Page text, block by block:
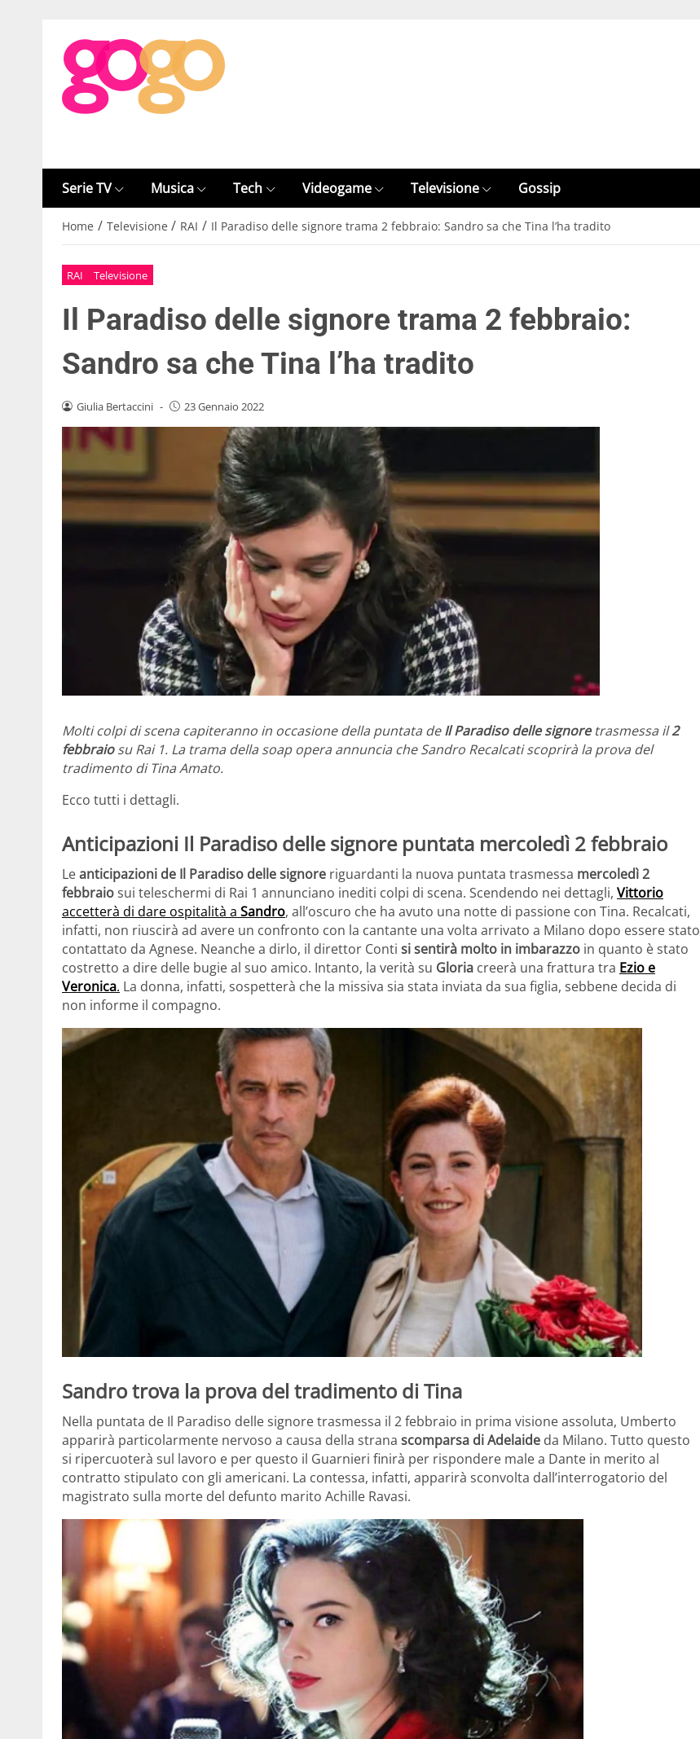
Serie TV Musica Tech Videogame Televisione Gossip
Home / Televisione / RAI / Il Paradiso delle signore trama 2 febbraio: Sandro sa che Tina l’ha tradito
RAI Televisione
Il Paradiso delle signore trama 2 febbraio:
Sandro sa che Tina l’ha tradito
Giulia Bertaccini - 23 Gennaio 2022
Molti colpi di scena capiteranno in occasione della puntata deIl Paradiso delle signoretrasmessa il2
febbraiosu Rai 1. La trama della soap opera annuncia che Sandro Recalcati scoprirà la prova del
tradimento di Tina Amato.
Ecco tutti i dettagli.
Anticipazioni Il Paradiso delle signore puntata mercoledì 2 febbraio
Leanticipazioni de Il Paradiso delle signore riguardanti la nuova puntata trasmessa mercoledì 2
febbraiosui teleschermi di Rai 1 annunciano inediti colpi di scena. Scendendo nei dettagli, Vittorio
accetterà di dare ospitalità a Sandro, all’oscuro che ha avuto una notte di passione con Tina. Recalcati,
infatti, non riuscirà ad avere un confronto con la cantante una volta arrivato a Milano dopo essere stato
contattato da Agnese. Neanche a dirlo, il direttor Conti si sentirà molto in imbarazzo in quanto è stato
costretto a dire delle bugie al suo amico. Intanto, la verità su Gloria creerà una frattura tra Ezio e
Veronica. La donna, infatti, sospetterà che la missiva sia stata inviata da sua figlia, sebbene decida di
non informe il compagno.
Sandro trova la prova del tradimento di Tina
Nella puntata de Il Paradiso delle signore trasmessa il 2 febbraio in prima visione assoluta, Umberto
apparirà particolarmente nervoso a causa della strana scomparsa di Adelaide da Milano. Tutto questo
si ripercuoterà sul lavoro e per questo il Guarnieri finirà per rispondere male a Dante in merito al
contratto stipulato con gli americani. La contessa, infatti, apparirà sconvolta dall’interrogatorio del
magistrato sulla morte del defunto marito Achille Ravasi.